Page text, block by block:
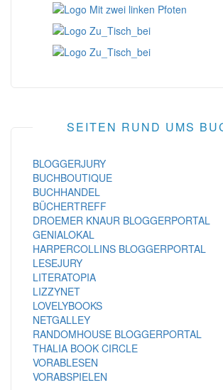
SEITEN RUND UMS
BLOGGERJURY
BUCHBOUTIQUE
BUCHHANDEL
BÜCHERTREFF
DROEMER KNAUR BLOGGERPORTAL
GENIALOKAL
HARPERCOLLINS BLOGGERPORTAL
LESEJURY
LITERATOPIA
LIZZYNET
LOVELYBOOKS
NETGALLEY
RANDOMHOUSE BLOGGERPORTAL
THALIA BOOK CIRCLE
VORABLESEN
VORABSPIELEN